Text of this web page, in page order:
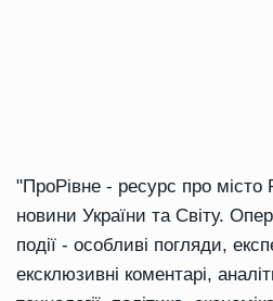
"ПроРівне - ресурс про місто
новини України та Світу.
події - особливі погляди,
ексклюзивні коментарі,